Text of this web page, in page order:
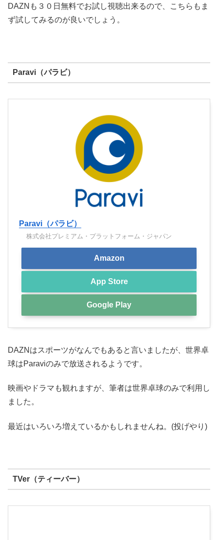
DAZNも３０日無料でお試し視聴出来るので、こちらもま
ず試してみるのが良いでしょう。
Paravi（パラビ）
Paravi（パラビ）
株式会社プレミアム・プラットフォーム・ジャパン
Amazon
App Store
Google Play
DAZNはスポーツがなんでもあると言いましたが、世界卓
球はParaviのみで放送されるようです。
映画やドラマも観れますが、筆者は世界卓球のみで利用し
ました。
最近はいろいろ増えているかもしれませんね。(投げやり)
TVer（ティーバー）